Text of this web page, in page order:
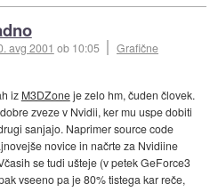
avg 2001 ob 10:05
Grafične
iz M3DZoneje zelo hm, čuden človek.
zveze v Nvidii, ker mu uspe dobiti
sanjajo. Naprimer source code
novice in načrte za Nvidiine
se tudi ušteje (v petek GeForce3
vseeno pa je 80% tistega kar reče,